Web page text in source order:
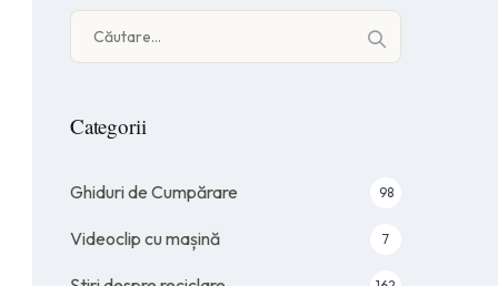
după:
Categorii
Ghiduri de Cumpărare 98
Videoclip cu mașină 7